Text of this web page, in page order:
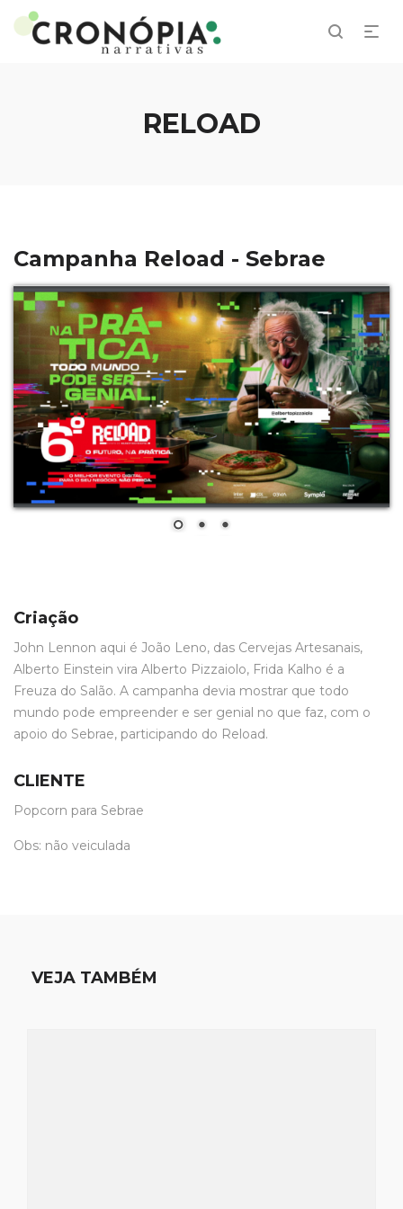
RELOAD
Campanha Reload - Sebrae
Criação
John Lennon aqui é João Leno, das Cervejas Artesanais,
Alberto Einstein vira Alberto Pizzaiolo, Frida Kalho é a
Freuza do Salão. A campanha devia mostrar que todo
mundo pode empreender e ser genial no que faz, com o
apoio do Sebrae, participando do Reload.
CLIENTE
Popcorn para Sebrae
Obs: não veiculada
VEJA TAMBÉM